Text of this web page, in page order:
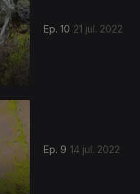
Ep. 10 21 jul. 2022
Ep. 9 14 jul. 2022